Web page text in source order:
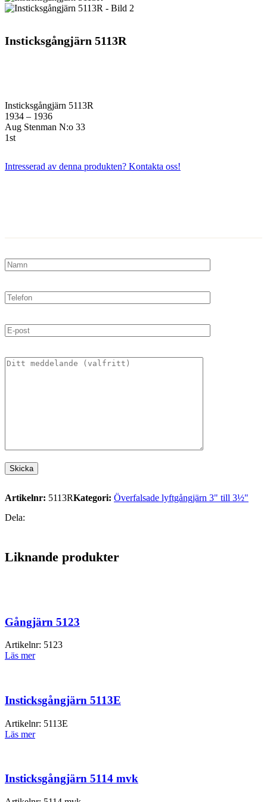
Insticksgångjärn 5113R
Insticksgångjärn 5113R
1934 – 1936
Aug Stenman N:o 33
1st
Intresserad av denna produkten? Kontakta oss!
Artikelnr: 5113RKategori: Överfalsade lyftgångjärn 3" till 3½"
Dela:
Liknande produkter
Gångjärn 5123
Artikelnr: 5123
Läs mer
Insticksgångjärn 5113E
Artikelnr: 5113E
Läs mer
Insticksgångjärn 5114 mvk